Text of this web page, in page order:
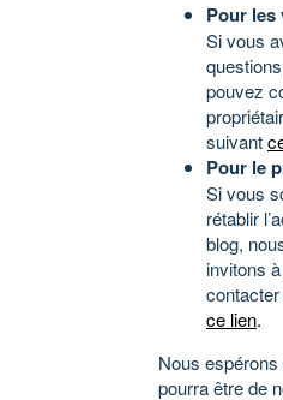
Pour
Si vous
pouvez
suivant
Pour le
Si vous
rétablir
blog,
invitons
ce lien.
Nous
pourra être de